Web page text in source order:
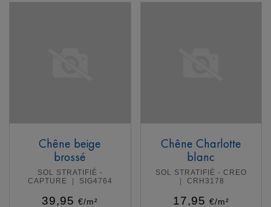
Chêne beige
brossé
SOL STRATIFIÉ -
CAPTURE
SIG4764
39,95 €/m²
Chêne Charlotte
blanc
SOL STRATIFIÉ - CREO
CRH3178
17,95 €/m²